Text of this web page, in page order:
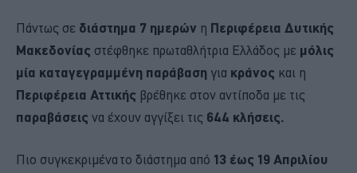
Πάντως σε διάστημα 7 ημερών η Περιφέρεια Δυτικής
Μακεδονίας στέφθηκε πρωταθλήτρια Ελλάδος με μόλις
μία καταγεγραμμένη παράβαση για κράνος και η
Περιφέρεια Αττικής βρέθηκε στον αντίποδα με τις
παραβάσεις να έχουν αγγίξει τις 644 κλήσεις.
Πιο συγκεκριμένα το διάστημα από 13 έως 19 Απριλίου